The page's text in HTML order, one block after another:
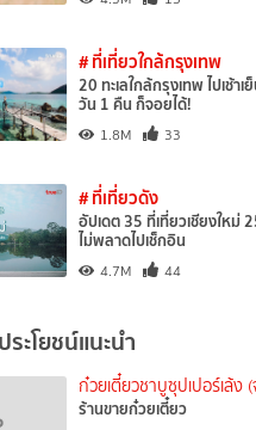
# ที่เที่ยวใกล้กรุงเทพ
20 ทะเลใกล้กรุงเทพ ไปเช้า
วัน 1 คืน ก็จอยได้!
1.8M 33
# ที่เที่ยวดัง
อัปเดต 35 ที่เที่ยวเชียงใหม่
ไม่พลาดไปเช็กอิน
4.7M 44
ะโยชน์แนะนำ
ก๋วยเตี๋ยวชาบูซุปเปอร์เล้ง
ร้านขายก๋วยเตี๋ยว